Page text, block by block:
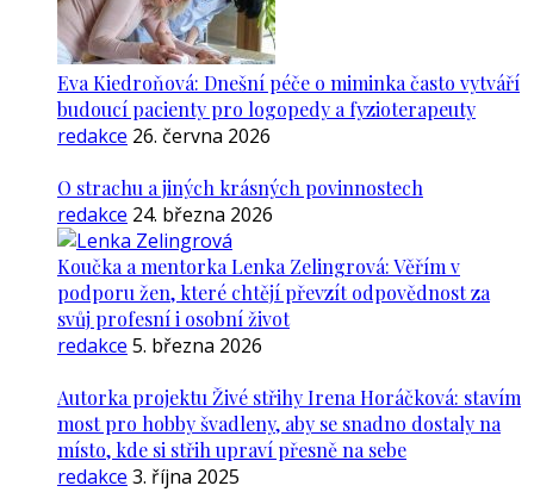
Eva Kiedroňová: Dnešní péče o miminka často vytváří
budoucí pacienty pro logopedy a fyzioterapeuty
redakce 26. června 2026
O strachu a jiných krásných povinnostech
redakce 24. března 2026
Koučka a mentorka Lenka Zelingrová: Věřím v
podporu žen, které chtějí převzít odpovědnost za
svůj profesní i osobní život
redakce 5. března 2026
Autorka projektu Živé střihy Irena Horáčková: stavím
most pro hobby švadleny, aby se snadno dostaly na
místo, kde si střih upraví přesně na sebe
redakce 3. října 2025